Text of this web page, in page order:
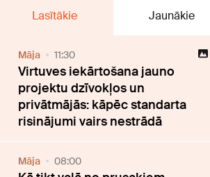
Lasītākie Jaunākie
Māja 11:30
Virtuves iekārtošana jauno
projektu dzīvokļos un
privātmājās: kāpēc standarta
risinājumi vairs nestrādā
Māja 08:00